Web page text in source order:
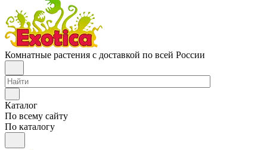
Комнатные растения с доставкой по всей России
Каталог
По всему сайту
По каталогу